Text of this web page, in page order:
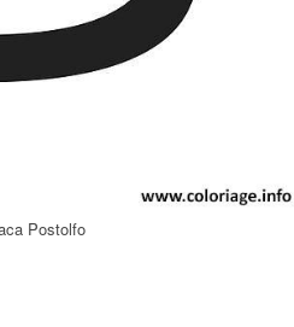
Postolfo